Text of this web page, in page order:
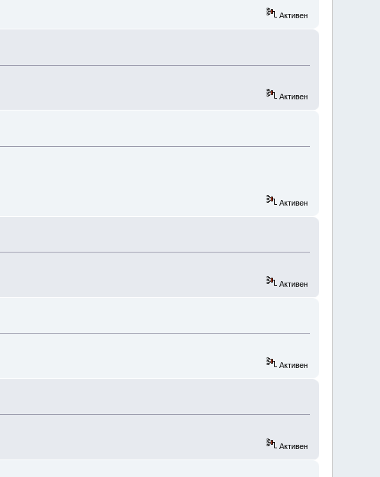
Активен
Активен
Активен
Активен
Активен
Активен